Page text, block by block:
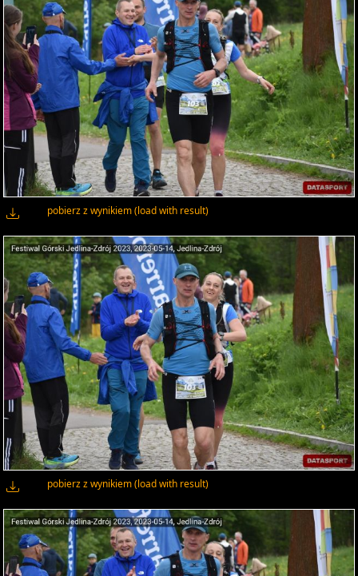
pobierz z wynikiem (load with result)
pobierz z wynikiem (load with result)